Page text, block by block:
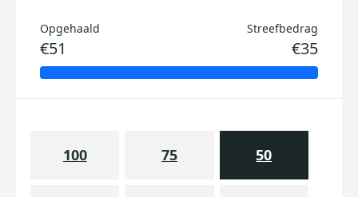
Opgehaald
€51
Streefbedrag
€35
100 75 50